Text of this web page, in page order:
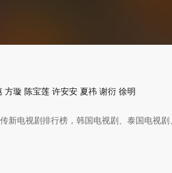
方璇 陈宝莲 许安安 夏祎 谢衍 徐明
新电视剧排行榜，韩国电视剧、泰国电视剧